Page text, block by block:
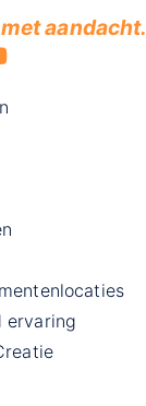
aandacht.
ervaring